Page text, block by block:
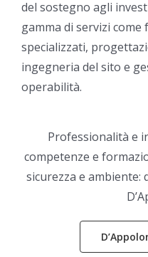
del sostegno agli
gamma di servizi
specializzati,
ingegneria del sito e
operabilità.
Professionalità e
competenze e
sicurezza e ambiente: